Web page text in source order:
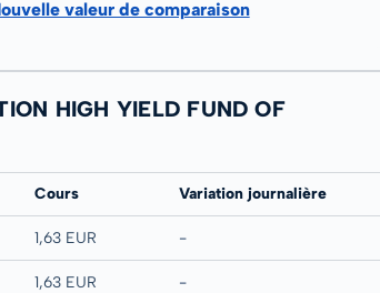
valeur de comparaison
HIGH YIELD FUND OF
Cours Variation journalière
1,63 EUR -
1,63 EUR -